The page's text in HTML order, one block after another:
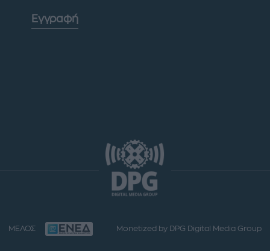
Εγγραφή
ΜΕΛΟΣ Monetized by DPG Digital Media Group